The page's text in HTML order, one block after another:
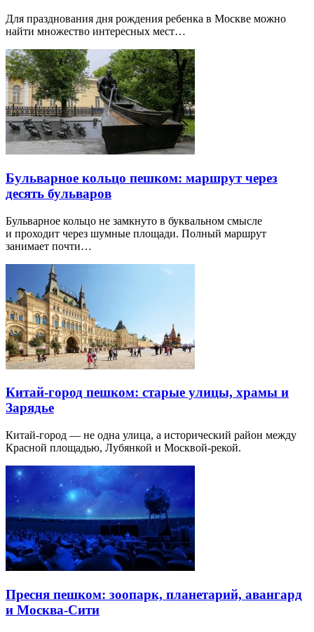
Для празднования дня рождения ребенка в Москве можно
найти множество интересных мест…
Бульварное кольцо пешком: маршрут через
десять бульваров
Бульварное кольцо не замкнуто в буквальном смысле
и проходит через шумные площади. Полный маршрут
занимает почти…
Китай-город пешком: старые улицы, храмы и
Зарядье
Китай-город — не одна улица, а исторический район между
Красной площадью, Лубянкой и Москвой-рекой.
Пресня пешком: зоопарк, планетарий, авангард
и Москва-Сити